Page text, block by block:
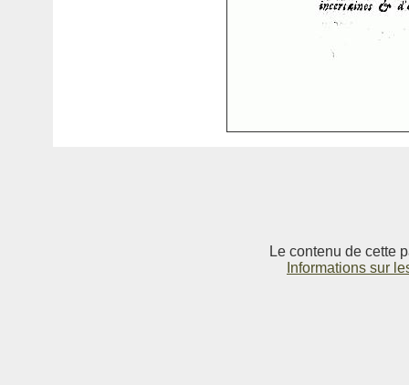
Le contenu de cette
Informations sur